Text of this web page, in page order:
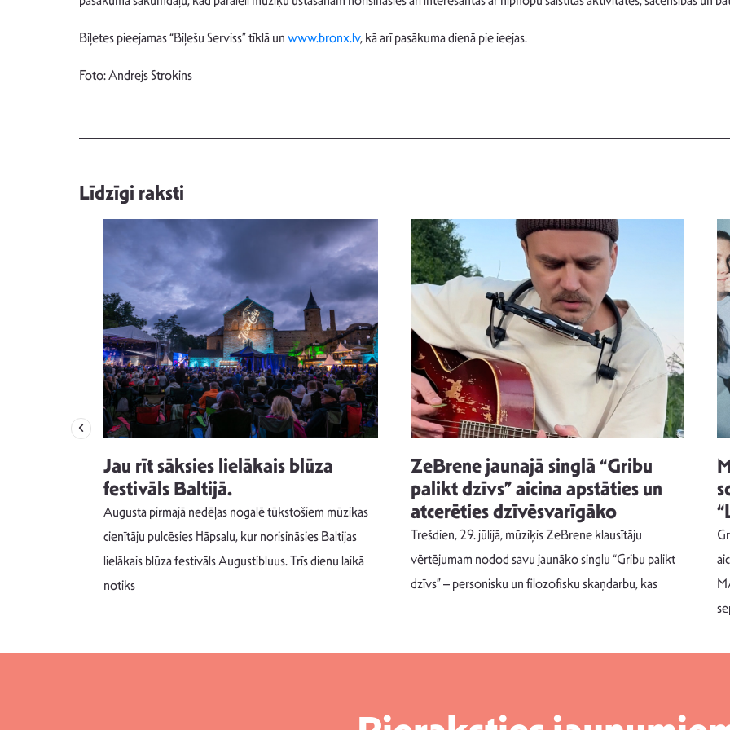
Biļetes pieejamas “Biļešu Serviss” tīklā unwww.bronx.lv, kā arī pasākuma dienā pie ieejas.
Foto: Andrejs Strokins
Līdzīgi raksti
Jau rīt sāksies lielākais blūza
festivāls Baltijā.
Augusta pirmajā nedēļas nogalē tūkstošiem mūzikas
cienītāju pulcēsies Hāpsalu, kur norisināsies Baltijas
lielākais blūza festivāls Augustibluus. Trīs dienu laikā
notiks
ZeBrene jaunajā singlā “Gribu
palikt dzīvs” aicina apstāties un
atcerēties dzīvēsvarīgāko
Trešdien, 29. jūlijā, mūziķis ZeBrene klausītāju
vērtējumam nodod savu jaunāko singlu “Gribu palikt
dzīvs” – personisku un filozofisku skaņdarbu, kas